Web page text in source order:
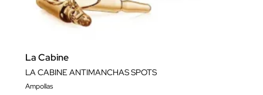
La Cabine
LA CABINE ANTIMANCHAS SPOTS
Ampollas